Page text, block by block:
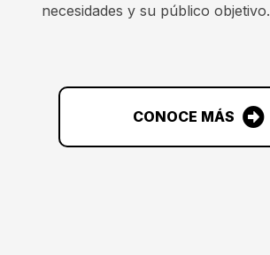
necesidades y su público objetivo.
CONOCE MÁS